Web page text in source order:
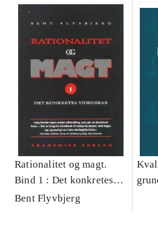
Rationalitet og magt.
Bind 1 : Det konkretes
videnskab
Bent Flyvbjerg